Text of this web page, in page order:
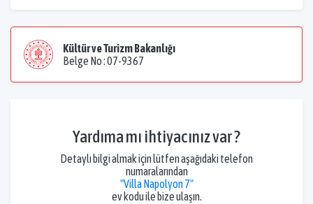
Kültür ve Turizm Bakanlığı
Belge No : 07-9367
Yardıma mı ihtiyacınız var ?
Detaylı bilgi almak için lütfen aşağıdaki telefon
numaralarından
"Villa Napolyon 7"
ev kodu ile bize ulaşın.